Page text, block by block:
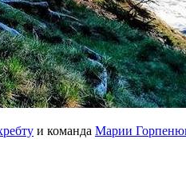
и команда Марии